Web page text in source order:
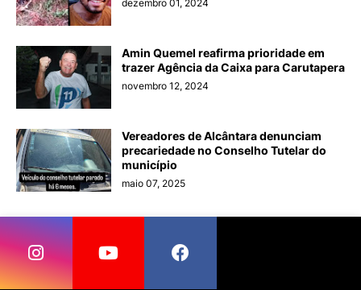
dezembro 01, 2024
Amin Quemel reafirma prioridade em
trazer Agência da Caixa para Carutapera
novembro 12, 2024
Vereadores de Alcântara denunciam
precariedade no Conselho Tutelar do
município
maio 07, 2025